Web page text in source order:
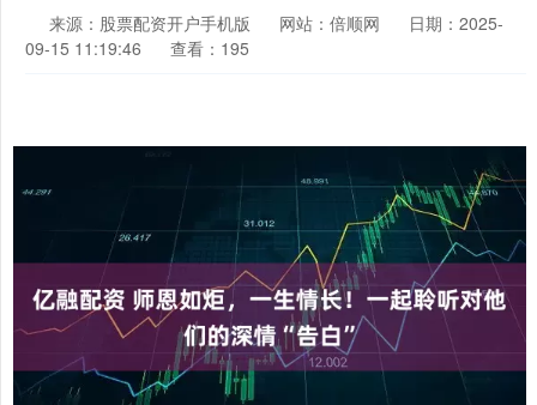
来源：股票配资开户手机版 网站：倍顺网
日期：2025-
09-15 11:19:46
查看：195